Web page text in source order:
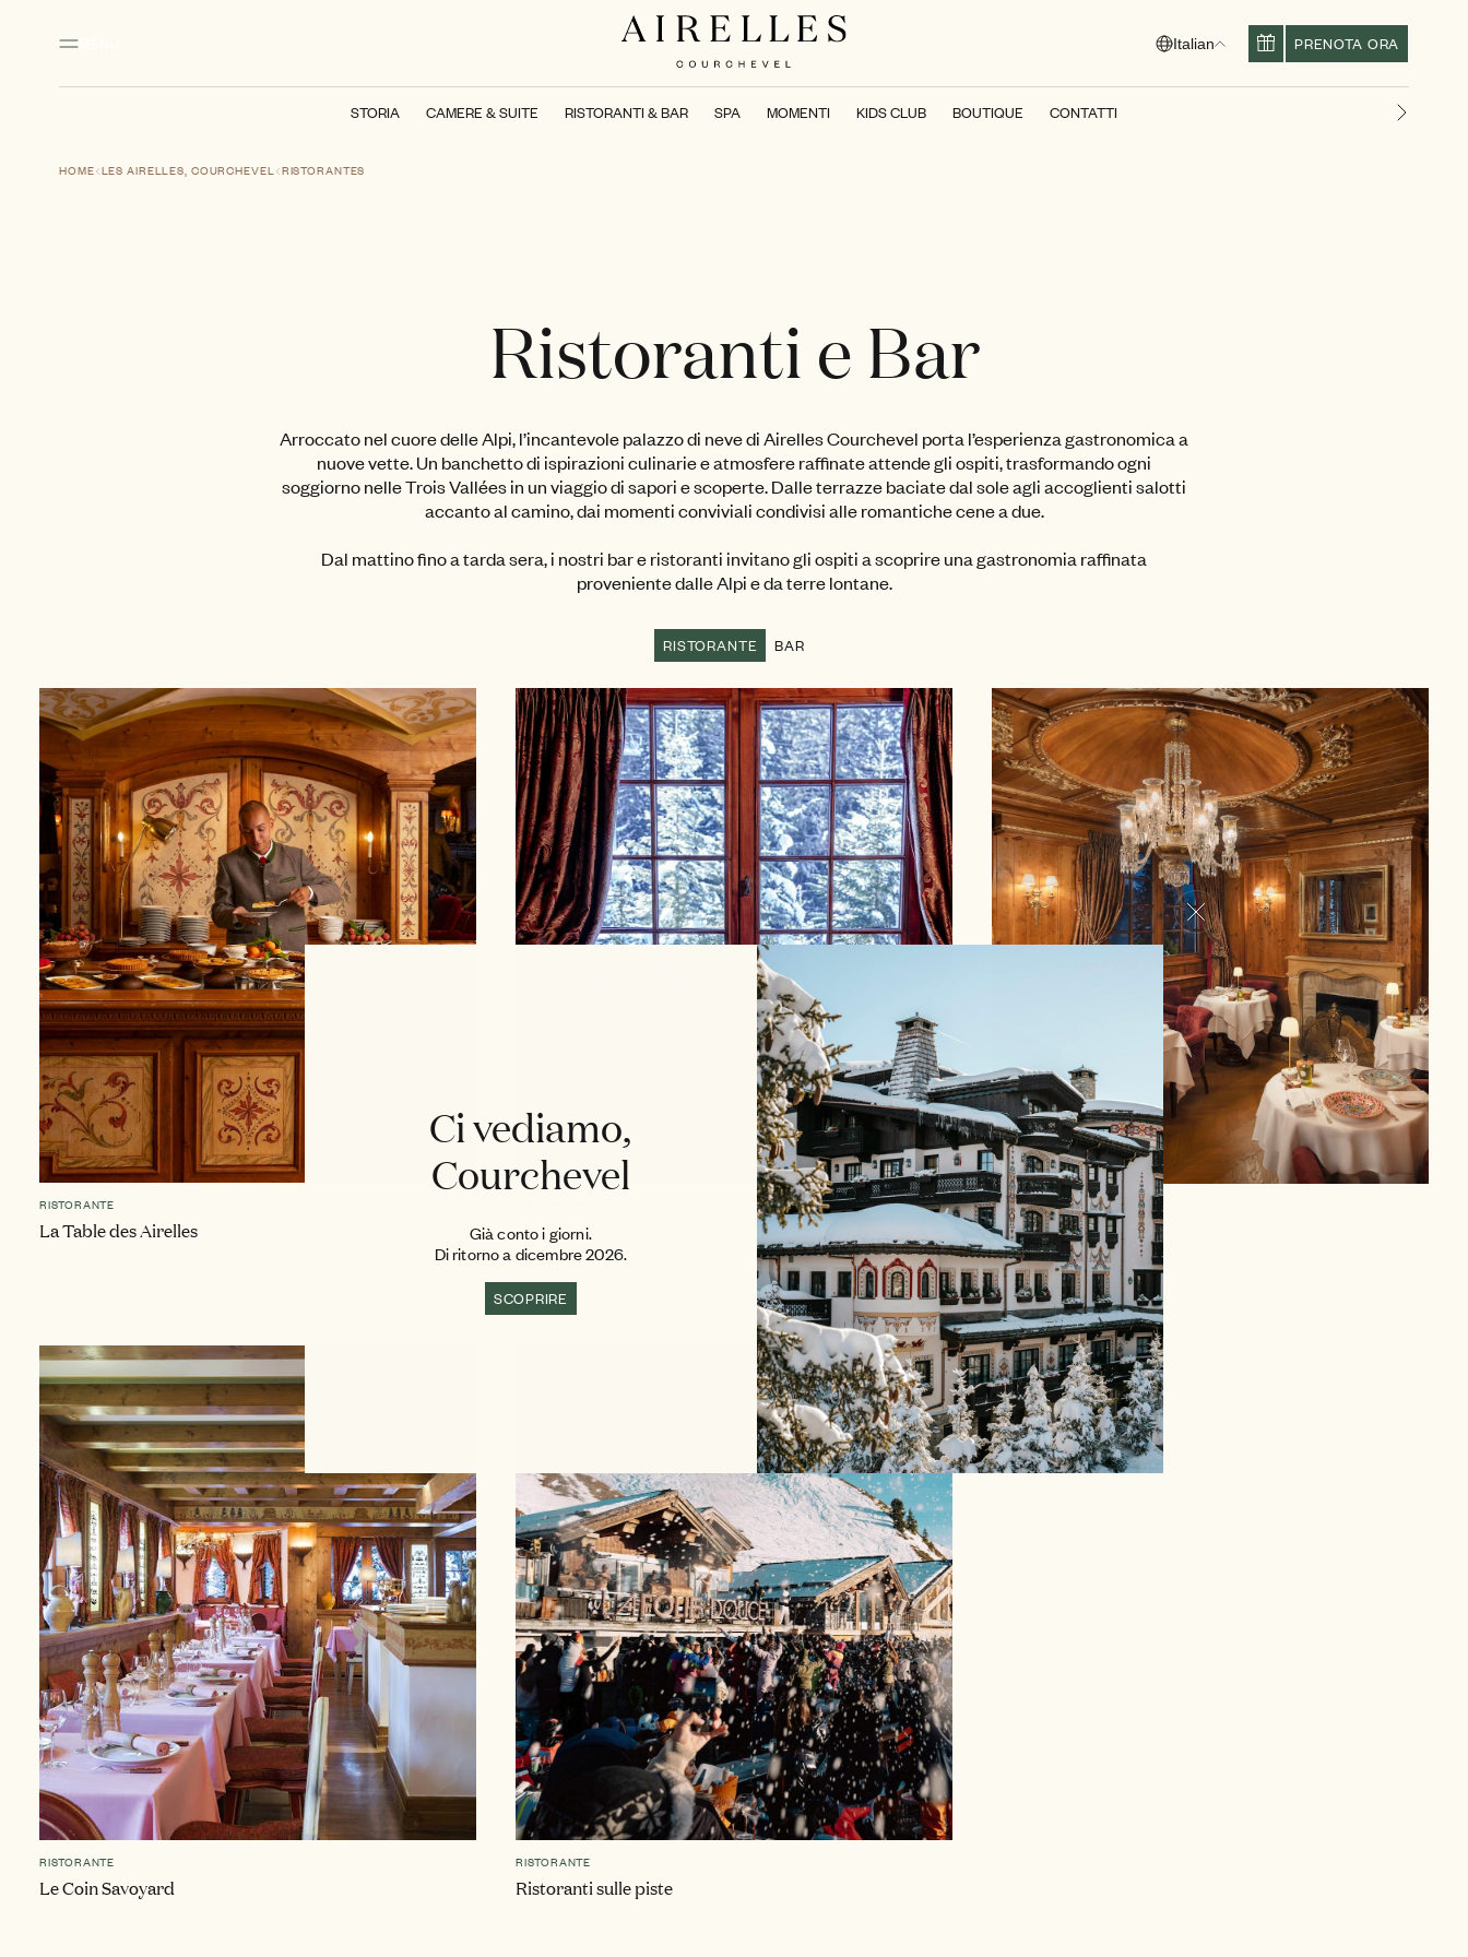
Italian PRENOTA ORA
STORIA CAMERE & SUITE RISTORANTI & BAR SPA MOMENTI KIDS CLUB BOUTIQUE CONTATTI
HOME LES AIRELLES, COURCHEVEL RISTORANTES
Ristoranti e Bar
Arroccato nel cuore delle Alpi, l’incantevole palazzo di neve di Airelles Courchevel porta l’esperienza gastronomica a
nuove vette. Un banchetto di ispirazioni culinarie e atmosfere raffinate attende gli ospiti, trasformando ogni
soggiorno nelle Trois Vallées in un viaggio di sapori e scoperte. Dalle terrazze baciate dal sole agli accoglienti salotti
accanto al camino, dai momenti conviviali condivisi alle romantiche cene a due.
Dal mattino fino a tarda sera, i nostri bar e ristoranti invitano gli ospiti a scoprire una gastronomia raffinata
proveniente dalle Alpi e da terre lontane.
RISTORANTE BAR
RISTORANTE
La Table des Airelles Matsuhisa
RISTORANTE
Palladio
RISTORANTE
Le Coin Savoyard
RISTORANTE
Ristoranti sulle piste
Ci vediamo,
Courchevel
Già conto i giorni.
Di ritorno a dicembre 2026.
SCOPRIRE